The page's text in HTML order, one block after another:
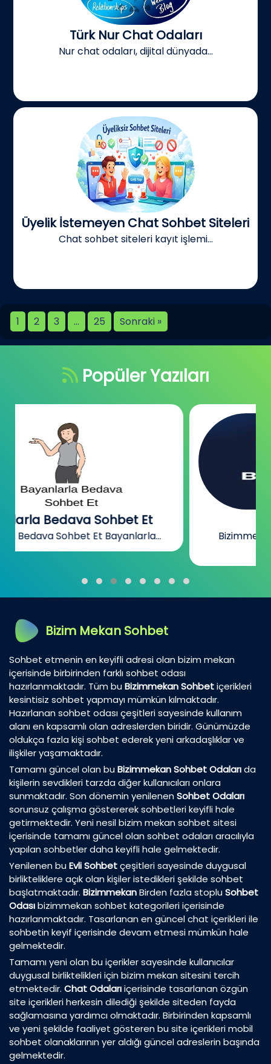
Türk Nur Chat Odaları
Nur chat odaları, dijital dünyada...
Üyelik İstemeyen Chat Sohbet Siteleri
Chat sohbet siteleri kayıt işlemi...
1 2 3 … 25 Sonraki »
Popüler Yazıları
Bizimmekan
Bizimmekan Sohbet Sitesi Bizimmekan,
günümüzde...
Bizim Mekan Sohbet
Sohbet etmenin en keyifli adresi olan bizim mekan
içerisinde birbirinden farklı sohbet odası
hazırlanmaktadır. Tüm buBizimmekan Sohbetiçerikleri
kesintisiz sohbet yapmayı mümkün kılmaktadır.
Hazırlanan sohbet odası çeşitleri sayesinde kullanım
alanı en kapsamlı olan adreslerden biridir. Günümüzde
oldukça fazla kişi sohbet ederek yeni arkadaşlıklar ve
ilişkiler yaşamaktadır.
Tamamı güncel olan buBizimmekan Sohbet Odalarıda
kişilerin sevdikleri tarzda diğer kullanıcıları onlara
sunmaktadır. Son dönemin yenilenenSohbet Odaları
sorunsuz çalışma göstererek sohbetleri keyifli hale
getirmektedir. Yeni nesil bizim mekan sohbet sitesi
içerisinde tamamı güncel olan sohbet odaları aracılıyla
yapılan sohbetler daha keyifli hale gelmektedir.
Yenilenen buEvli Sohbetçeşitleri sayesinde duygusal
birlikteliklere açık olan kişiler istedikleri şekilde sohbet
başlatmaktadır. BizimmekanBirden fazla stopluSohbet
Odasıbizimmekan sohbet kategorileri içerisinde
hazırlanmaktadır. Tasarlanan en güncel chat içerikleri ile
sohbetin keyif içerisinde devam etmesi mümkün hale
gelmektedir.
Tamamı yeni olan bu içerikler sayesinde kullanıcılar
duygusal birliktelikleri için bizim mekan sitesini tercih
etmektedir. Chat Odalarıiçerisinde tasarlanan özgün
site içerikleri herkesin dilediği şekilde siteden fayda
sağlamasına yardımcı olmaktadır. Birbirinden kapsamlı
ve yeni şekilde faaliyet gösteren bu site içerikleri mobil
sohbet olanaklarının yer aldığı güncel adreslerin başında
gelmektedir.